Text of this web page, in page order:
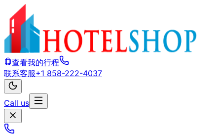
查看我的行程
联系客服+1 858-222-4037
Call us